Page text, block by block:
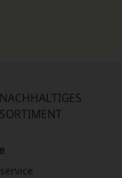
NACHHALTIGES
SORTIMENT